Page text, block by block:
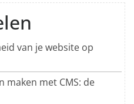
van je website op
maken met CMS: de